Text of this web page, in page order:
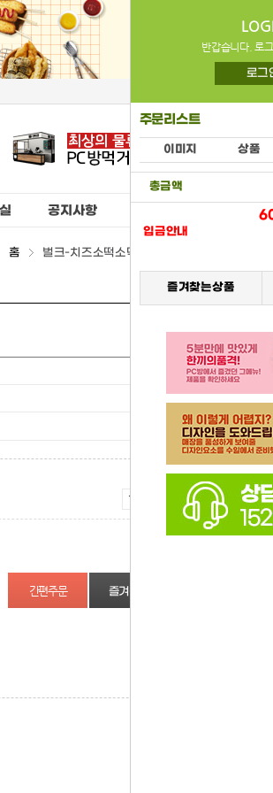
공지사항
홈 벌크-치즈소떡소떡(YNB) > (15) 냉동식품류
반갑습니다. 로
로그
주문리스트
이미지 상품
총금액
입금안내
즐겨찾는상품
증가
감소
즐겨찾기